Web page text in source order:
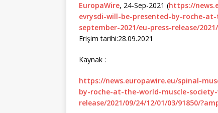
EuropaWire, 24-Sep-2021 (https://
evrysdi-will-be-presented-by-roche-
september-2021/eu-press-release/
Erişim tarihi:28.09.2021
Kaynak :
https://news.europawire.eu/spinal-
by-roche-at-the-world-muscle-
release/2021/09/24/12/01/03/91850/